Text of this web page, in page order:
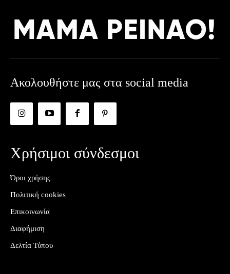
Ακολουθήστε μας στα social media
Χρήσιμοι σύνδεσμοι
Όροι χρήσης
Πολιτική cookies
Επικοινωνία
Διαφήμιση
Δελτία Τύπου